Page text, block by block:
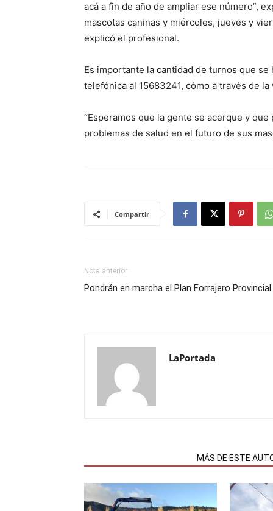
acá a fin de año de ampliar ese número”,
mascotas caninas y miércoles, jueves y
explicó el profesional.
Es importante la cantidad de turnos que
telefónica al 15683241, cómo a través de
“Esperamos que la gente se acerque y
problemas de salud en el futuro de sus
Compartir
Nota anterior
Pondrán en marcha el Plan Forrajero Provincial
LaPortada
MÁS DE ESTE